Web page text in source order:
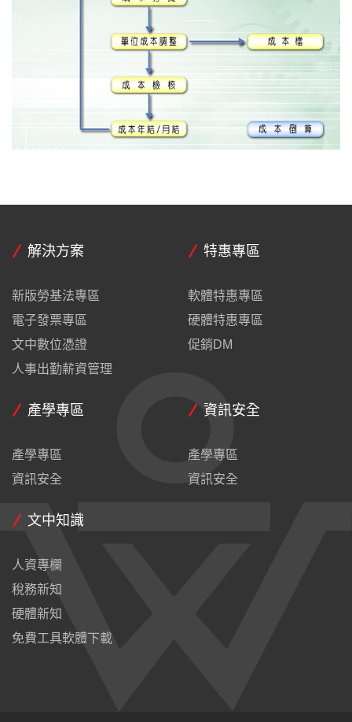
解決方案
新版勞基法專區
電子發票專區
文中數位憑證
人事出勤薪資管理
特惠專區
軟體特惠專區
硬體特惠專區
促銷DM
產學專區
產學專區
資訊安全
資訊安全
產學專區
資訊安全
文中知識
人資專欄
稅務新知
硬體新知
免費工具軟體下載